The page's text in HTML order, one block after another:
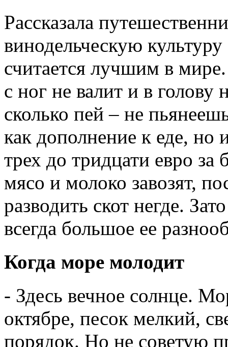
Рассказала
винодельческую
считается лучшим в
с ног не валит и в голову
сколько пей – не
как дополнение к еде, но
трех до тридцати евро
мясо и молоко завозят,
разводить скот негде.
всегда большое ее
Когда море молодит
- Здесь вечное солнце.
октябре, песок мелкий,
порядок. Но не советую